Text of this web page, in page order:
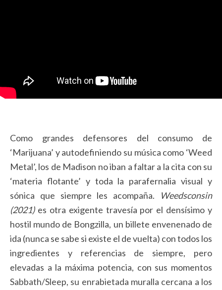
Como grandes defensores del consumo de
‘Marijuana’ y autodefiniendo su música como ‘Weed
Metal’, los de Madison no iban a faltar a la cita con su
‘materia flotante’ y toda la parafernalia visual y
sónica que siempre les acompaña.
Weedsconsin
(2021) es otra exigente travesía por el densísimo y
hostil mundo de Bongzilla, un billete envenenado de
ida (nunca se sabe si existe el de vuelta) con todos los
ingredientes y referencias de siempre, pero
elevadas a la máxima potencia, con sus momentos
Sabbath/Sleep, su enrabietada muralla cercana a los